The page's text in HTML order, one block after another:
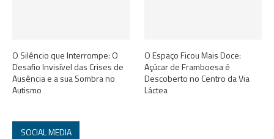
O Silêncio que Interrompe: O
Desafio Invisível das Crises de
Ausência e a sua Sombra no
Autismo
O Espaço Ficou Mais Doce:
Açúcar de Framboesa é
Descoberto no Centro da Via
Láctea
SOCIAL MEDIA